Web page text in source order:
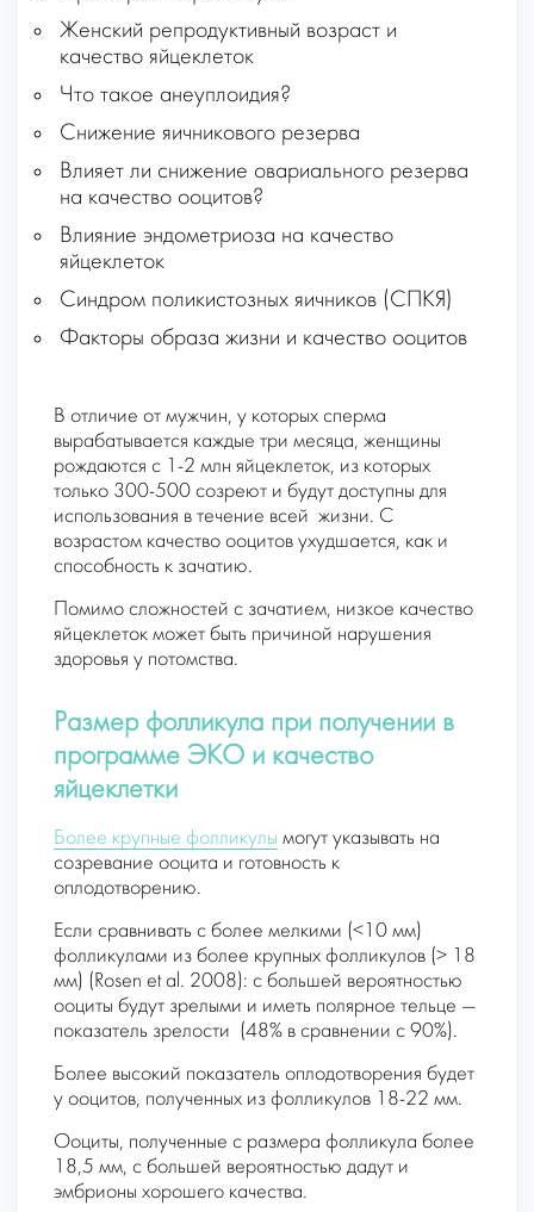
Женский репродуктивный возраст и
качество яйцеклеток
Что такое анеуплоидия?
Снижение яичникового резерва
Влияет ли снижение овариального резерва
на качество ооцитов?
Влияние эндометриоза на качество
яйцеклеток
Синдром поликистозных яичников (СПКЯ)
Факторы образа жизни и качество ооцитов
В отличие от мужчин, у которых сперма
вырабатывается каждые три месяца, женщины
рождаются с 1-2 млн яйцеклеток, из которых
только 300-500 созреют и будут доступны для
использования в течение всей жизни. С
возрастом качество ооцитов ухудшается, как и
способность к зачатию.
Помимо сложностей с зачатием, низкое качество
яйцеклеток может быть причиной нарушения
здоровья у потомства.
Размер фолликула при получении в
программе ЭКО и качество
яйцеклетки
Более крупные фолликулы могут указывать на
созревание ооцита и готовность к
оплодотворению.
Если сравнивать с более мелкими (<10 мм)
фолликулами из более крупных фолликулов (> 18
мм) (Rosen et al. 2008): с большей вероятностью
ооциты будут зрелыми и иметь полярное тельце —
показатель зрелости (48% в сравнении с 90%).
Более высокий показатель оплодотворения будет
у ооцитов, полученных из фолликулов 18-22 мм.
Ооциты, полученные с размера фолликула более
18,5 мм, с большей вероятностью дадут и
эмбрионы хорошего качества.